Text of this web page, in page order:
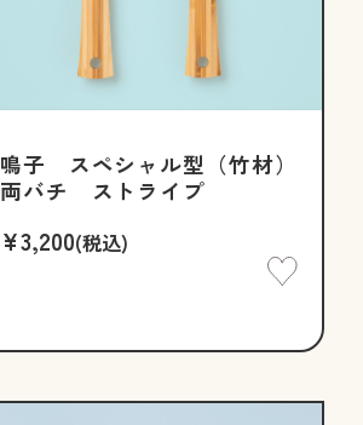
鳴子 スペシャル型（竹材）
両バチ ストライプ
¥3,200(税込)